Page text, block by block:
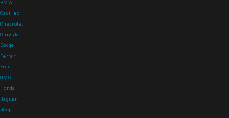
BMW
Cadillac
Chevrolet
Chrysler
Dodge
Ferrari
Ford
GMC
Honda
Jaguar
Jeep